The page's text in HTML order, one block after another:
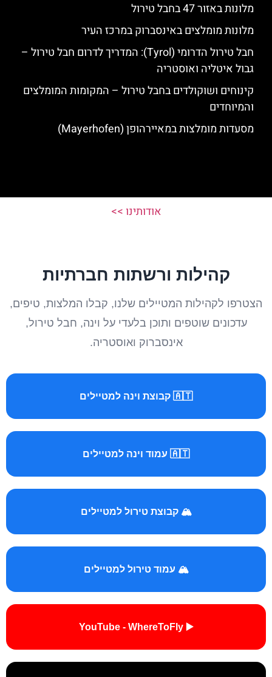
מלונות באזור 47 בחבל טירול
מלונות מומלצים באינסברוק במרכז העיר
חבל טירול הדרומי (Tyrol): המדריך לדרום חבל טירול –
גבול איטליה ואוסטריה
קינוחים ושוקולדים בחבל טירול – המקומות המומלצים
והמיוחדים
מסעדות מומלצות במאיירהופן (Mayerhofen)
אודותינו >>
קהילות ורשתות חברתיות
הצטרפו לקהילות המטיילים שלנו, קבלו המלצות, טיפים,
עדכונים שוטפים ותוכן בלעדי על וינה, חבל טירול,
אינסברוק ואוסטריה.
🇦🇹 קבוצת וינה למטיילים
🇦🇹 עמוד וינה למטיילים
🏔️ קבוצת טירול למטיילים
🏔️ עמוד טירול למטיילים
▶️ YouTube - WhereToFly